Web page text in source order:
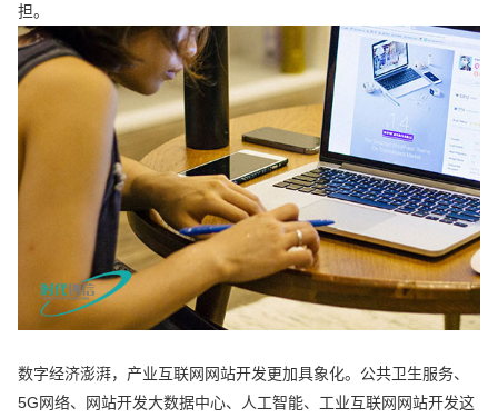
担。
数字经济澎湃，产业互联网网站开发更加具象化。公共卫生服务、
5G网络、网站开发大数据中心、人工智能、工业互联网网站开发这